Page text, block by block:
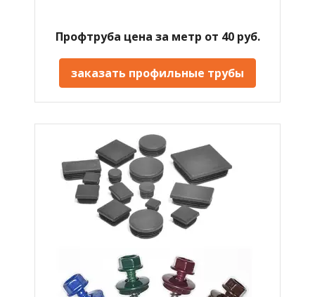
Профтруба цена за метр от 40 руб.
заказать профильные трубы